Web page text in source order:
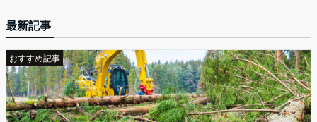
最新記事
おすすめ記事